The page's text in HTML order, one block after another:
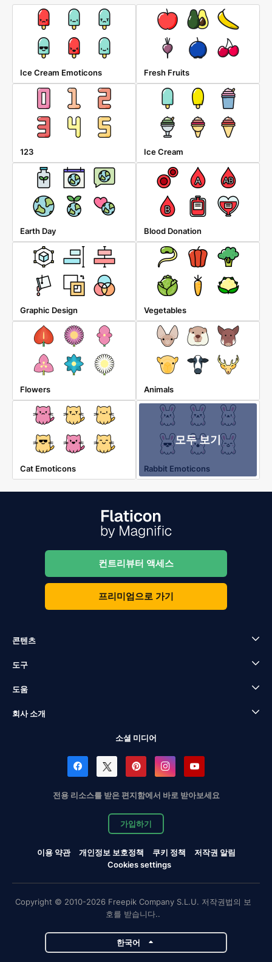
Ice Cream Emoticons Fresh Fruits
123 Ice Cream
Earth Day Blood Donation
Graphic Design Vegetables
Flowers Animals
Cat Emoticons
모두 보기
Rabbit Emoticons
컨트리뷰터 액세스
프리미엄으로 가기
콘텐츠
도구
도움
회사 소개
소셜 미디어
전용 리소스를 받은 편지함에서 바로 받아보세요
가입하기
이용 약관 개인정보 보호정책 쿠키 정책
저작권 알림
Cookies settings
Copyright © 2010-2026 Freepik Company S.L.U. 저작권법의 보
호를 받습니다..
한국어